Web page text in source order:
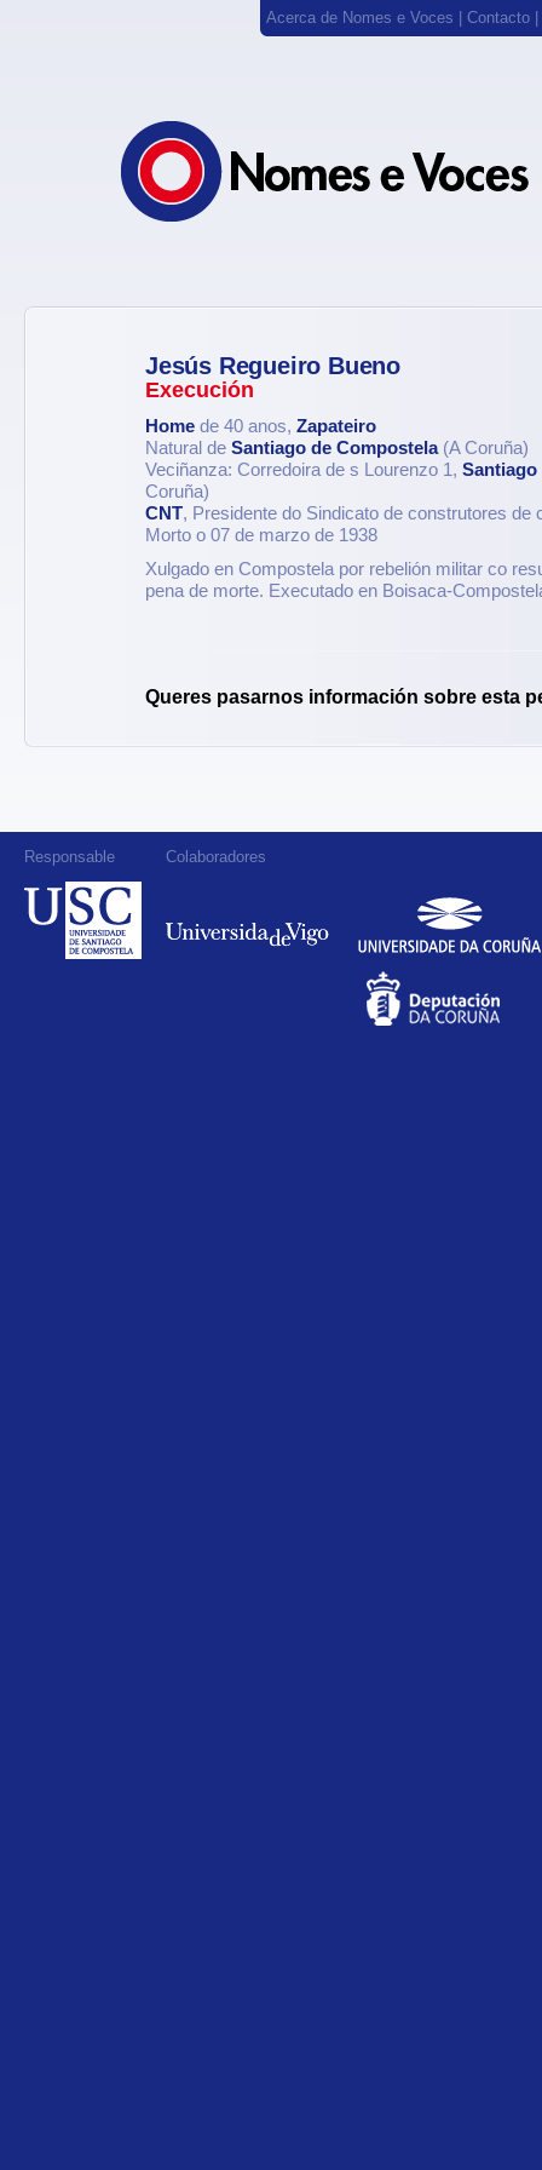
Acerca de Nomes e Voces Contacto
Jesús Regueiro Bueno
Execución
Home de 40 anos, Zapateiro
Natural de Santiago de Compostela(A Coruña)
Veciñanza: Corredoira de s Lourenzo 1, Santiago
Coruña)
CNT, Presidente do Sindicato de construtores de
Morto o 07 de marzo de 1938
Xulgado en Compostela por rebelión militar co
pena de morte. Executado en Boisaca-
Queres pasarnos información sobre esta
Responsable Colaboradores